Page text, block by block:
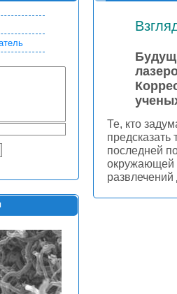
Те, кто
предсказать
последней
окружающей